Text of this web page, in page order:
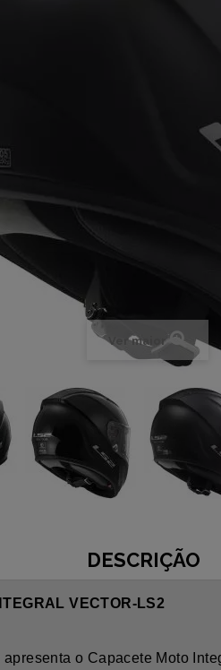
Ver maior
DESCRIÇÃO
VECTOR-LS2
o Capacete Moto